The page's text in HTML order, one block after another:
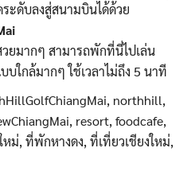
ะดับลงสู่สนามบินได้ด้วย
ยมากๆ สามารถพักที่นี่ไปเล่น
ใกล้มากๆ ใช้เวลาไม่ถึง 5 นาที